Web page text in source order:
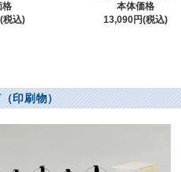
格
税込)
本体価格
13,090円(税込)
印刷物）